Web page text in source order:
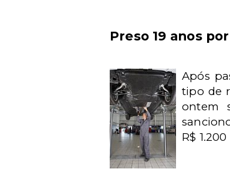
Preso 19 anos
Após
tipo de
ontem
R$